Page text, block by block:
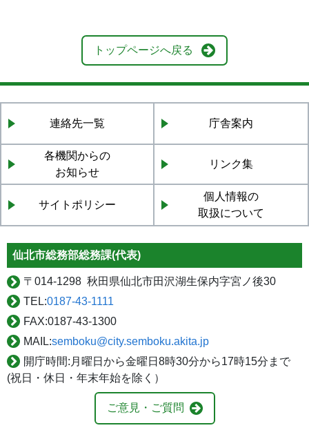
トップページへ戻る
連絡先一覧 庁舎案内
各機関からの
お知らせ
リンク集
サイトポリシー
個人情報の
取扱について
仙北市総務部総務課(代表)
〒 014-1298 秋田県仙北市田沢湖生保内字宮ノ後30
TEL:0187-43-1111
FAX:0187-43-1300
MAIL:semboku@city.semboku.akita.jp
開庁時間: 月曜日から金曜日8時30分から17時15分まで
(祝日・休日・年末年始を除く）
ご意見・ご質問